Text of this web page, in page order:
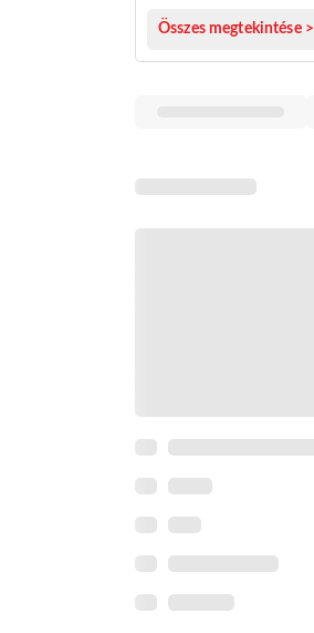
Összes megtekintése >